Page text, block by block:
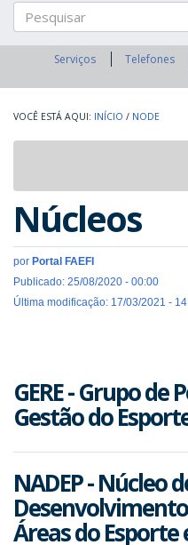
Pesquisar
Serviços Telefones
INÍCIO / NODE
Núcleos
por Portal FAEFI
Publicado: 25/08/2020 - 00:00
Última modificação: 17/03/2021 -
GERE - Grupo de
Gestão do
NADEP - Núcleo
Áreas do Esporte